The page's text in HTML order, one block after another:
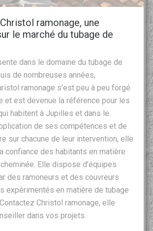
ramonage, une
le marché du tubage de
dans le domaine du tubage de
de nombreuses années,
ramonage s’est peu à peu forgé
et est devenue la référence pour les
habitent à Jupilles et dans le
de ses compétences et de
sur chacune de leur intervention, elle
confiance des habitants en matière
Elle dispose d’équipes
des ramoneurs et des couvreurs
expérimentés en matière de tubage
Christol ramonage, elle
dans vos projets.